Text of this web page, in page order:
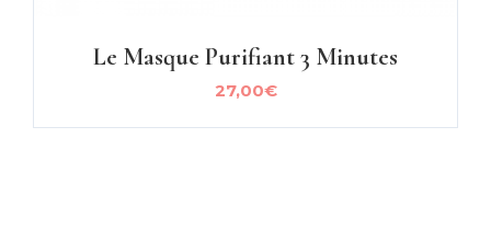
Le Masque Purifiant 3 Minutes
27,00€